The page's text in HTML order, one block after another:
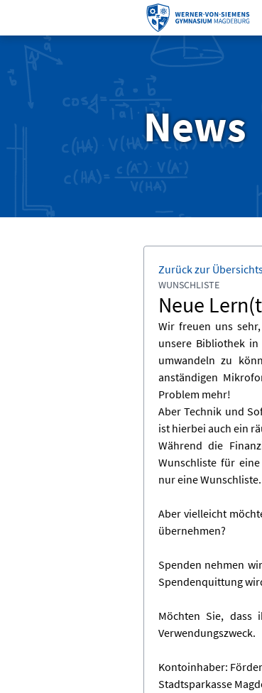
News
Zurück zur
WUNSCHLISTE
Neue
Wir freuen uns
unsere Bibliothek
umwandeln zu
anständigen
Problem mehr!
Aber Technik und
ist hierbei auch ein
Während die
Wunschliste für
nur eine Wunschliste.
Aber vielleicht
übernehmen?
Spenden nehmen
Spendenquittung
Möchten Sie, dass
Verwendungszweck.
Kontoinhaber:
Stadtsparkasse